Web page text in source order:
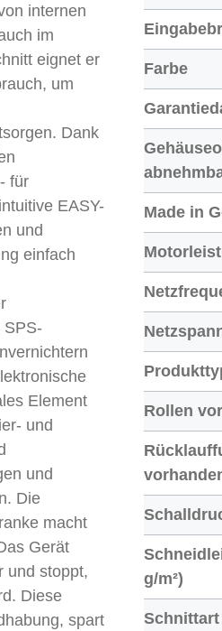
internen
im
eignet er
um
Dank
für
EASY-
und
einfach
SPS-
Element
und
und
Die
macht
Gerät
und stoppt,
Diese
spart
Farbe
Made in
Rollen
g/m²)
Schnittart